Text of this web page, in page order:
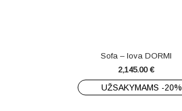
Sofa – lova DORMI
2,145.00 €
UŽSAKYMAMS -20%